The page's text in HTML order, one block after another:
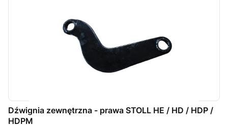
Dźwignia zewnętrzna - prawa STOLL HE / HD / HDP /
HDPM